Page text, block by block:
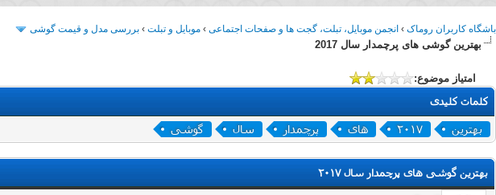
باشگاه کاربران روماک › انجمن موبایل، تبلت، گجت ها و صفحات اجتماعی › موبایل و تبلت › بررسی مدل و قیمت گوشی
بهترین گوشی های پرچمدار سال 2017
امتیاز موضوع:
کلمات کلیدی
بهترین 2017 های پرچمدار سال گوشی
بهترین گوشی های پرچمدار سال 2017